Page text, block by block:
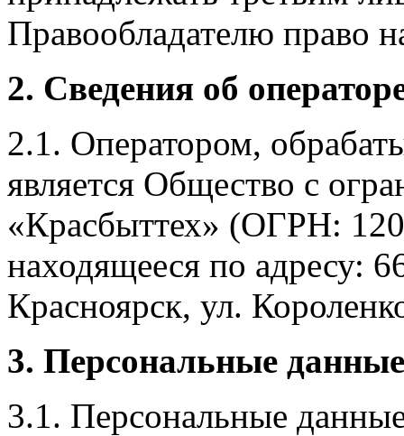
Правообладателю право
2. Сведения об
2.1. Оператором,
является Общество с
«Красбыттех» (ОГРН:
находящееся по адресу:
Красноярск, ул.
3. Персональные
3.1. Персональные